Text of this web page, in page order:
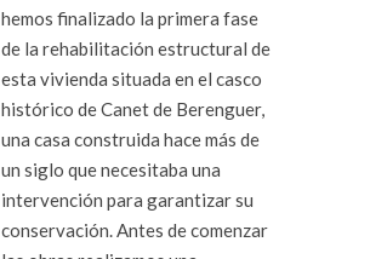
hemos finalizado la primera fase
de la rehabilitación estructural de
esta vivienda situada en el casco
histórico de Canet de Berenguer,
una casa construida hace más de
un siglo que necesitaba una
intervención para garantizar su
conservación. Antes de comenzar